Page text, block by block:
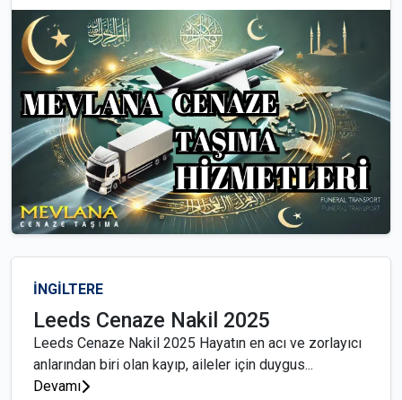
İNGİLTERE
Leeds Cenaze Nakil 2025
Leeds Cenaze Nakil 2025 Hayatın en acı ve zorlayıcı
anlarından biri olan kayıp, aileler için duygus...
Devamı